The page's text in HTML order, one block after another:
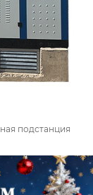
подстанция